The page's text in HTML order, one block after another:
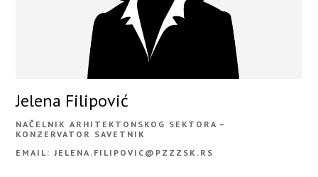
Jelena Filipović
NAČELNIK ARHITEKTONSKOG SEKTORA –
KONZERVATOR SAVETNIK
EMAIL: JELENA.FILIPOVIC@PZZZSK.RS